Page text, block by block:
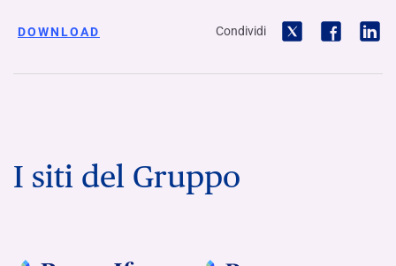
DOWNLOAD Condividi
I siti del Gruppo